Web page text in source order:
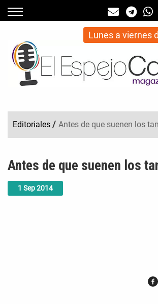
Lunes a viernes
Editoriales / Antes de que suenen los
1 Sep2014
Antes de que suenen los